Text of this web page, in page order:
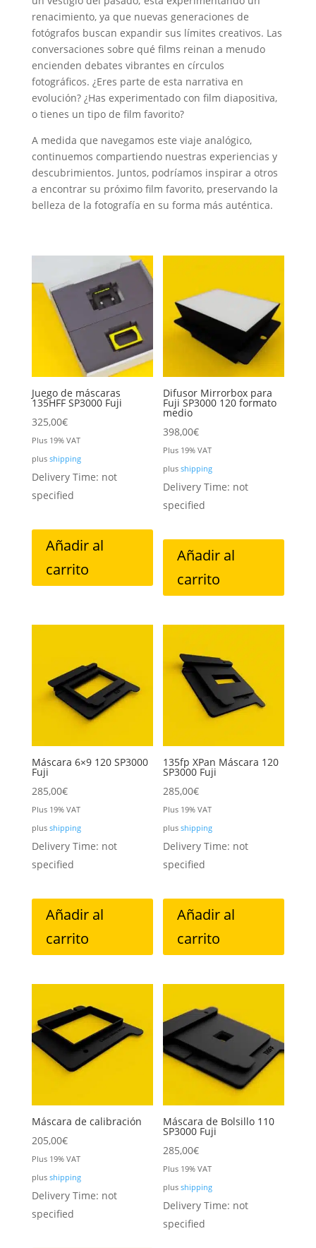
renacimiento, ya que nuevas generaciones de
fotógrafos buscan expandir sus límites creativos. Las
conversaciones sobre qué films reinan a menudo
encienden debates vibrantes en círculos
fotográficos. ¿Eres parte de esta narrativa en
evolución? ¿Has experimentado con film diapositiva,
o tienes un tipo de film favorito?
A medida que navegamos este viaje analógico,
continuemos compartiendo nuestras experiencias y
descubrimientos. Juntos, podríamos inspirar a otros
a encontrar su próximo film favorito, preservando la
belleza de la fotografía en su forma más auténtica.
Juego de máscaras
135HFF SP3000 Fuji
325,00€
Plus 19% VAT
plus shipping
Delivery Time: not
specified
Añadir al
carrito
Difusor Mirrorbox para
Fuji SP3000 120 formato
medio
398,00€
Plus 19% VAT
plusshipping
Delivery Time: not
specified
Añadir al
carrito
Máscara 6×9 120 SP3000
Fuji
285,00€
Plus 19% VAT
plus shipping
Delivery Time: not
specified
Añadir al
carrito
135fp XPan Máscara 120
SP3000 Fuji
285,00€
Plus 19% VAT
plusshipping
Delivery Time: not
specified
Añadir al
carrito
Máscara de calibración
205,00€
Plus 19% VAT
plus shipping
Delivery Time: not
specified
Máscara de Bolsillo 110
SP3000 Fuji
285,00€
Plus 19% VAT
plusshipping
Delivery Time: not
specified